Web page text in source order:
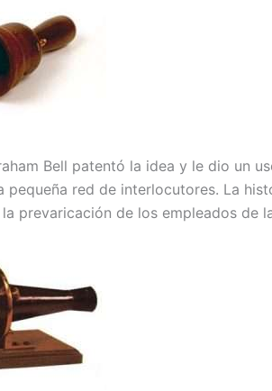
Bell patentó la idea y le dio un
pequeña red de interlocutores. La
prevaricación de los empleados de